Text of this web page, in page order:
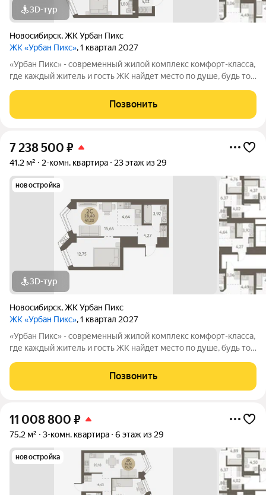
3D-тур
Новосибирск,ЖК Урбан Пикс
ЖК «Урбан Пикс», 1 квартал 2027
«Урбан Пикс» - cовременный жилой комплекс комфорт-класса,
где каждый житель и гость ЖК найдет место по душе, будь то
дерева. Дома, объединенные одной концепцией, станут
точкой притяжения,
Позвонить
7 238 500 ₽
41,2 м² 2-комн. квартира 23 этаж из 29
новостройка
3D-тур
Новосибирск,ЖК Урбан Пикс
ЖК «Урбан Пикс», 1 квартал 2027
«Урбан Пикс» - cовременный жилой комплекс комфорт-класса,
где каждый житель и гость ЖК найдет место по душе, будь то
дерева. Дома, объединенные одной концепцией, станут
точкой притяжения,
Позвонить
11 008 800 ₽
75,2 м² 3-комн. квартира 6 этаж из 29
новостройка